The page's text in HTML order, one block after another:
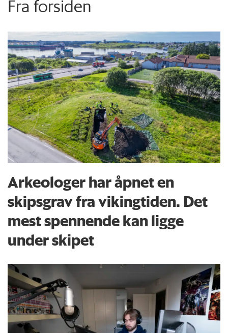
Fra forsiden
Arkeologer har åpnet en
skipsgrav fra vikingtiden. Det
mest spennende kan ligge
under skipet